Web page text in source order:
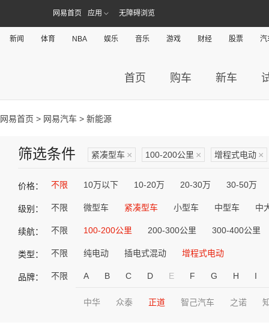
网易首页 应用 无障碍浏览
新闻 体育 NBA 娱乐 音乐 游戏 财经 股票 汽
首页 购车 新车
网易首页 > 网易汽车 > 新能源
筛选条件 紧凑型车 × 100-200公里 × 增程式电动 ×
价格： 不限 10万以下 10-20万 20-30万 30-50万
级别： 不限 微型车 紧凑型车 小型车 中型车 中
续航： 不限 100-200公里 200-300公里 300-400公里
类型： 不限 纯电动 插电式混动 增程式电动
品牌： 不限 A B C D E F G H I
中华 众泰 正道 智己汽车 之诺